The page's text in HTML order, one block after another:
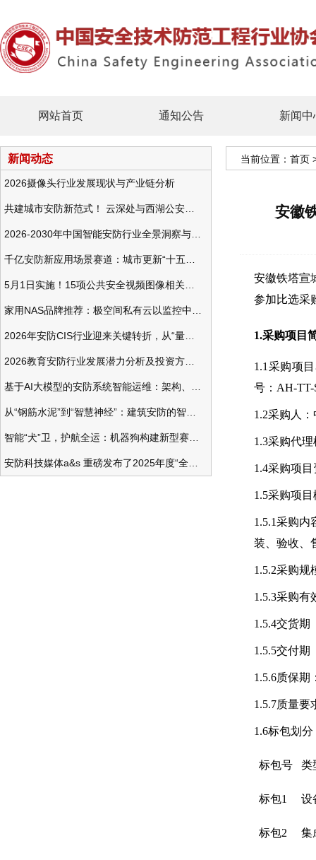
网站首页 通知公告 新闻中
新闻动态
2026摄像头行业发展现状与产业链分析
当前位置： 首页
安徽
安徽铁塔宣
参加比选采
1.采购项目
1.1采购项
号：AH-TT-
1.2采购人：
1.3采购代
1.4采购项
1.5采购项
1.5.1采购
装、验收、
1.5.2采购规
1.5.3采购有
1.5.4交货
1.5.5交付
1.5.6质保期
1.5.7质量
1.6标包划
标包号 类
标包1 设
标包2 集